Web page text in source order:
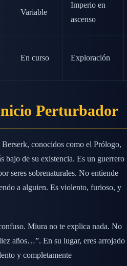
Variable
Imperio en
ascenso
En curso Exploración
Perturbador
conocidos como el Prólogo,
bajo de su existencia. Es un guerrero
seres sobrenaturales. No entiende
a alguien. Es violento, furioso, y
Miura no te explica nada. No
años…”. En su lugar, eres arrojado
y completamente